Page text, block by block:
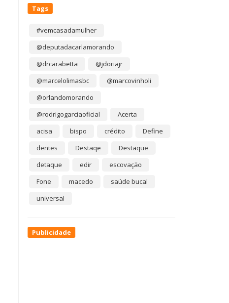
Tags
#vemcasadamulher
@deputadacarlamorando
@drcarabetta
@jdoriajr
@marcelolimasbc
@marcovinholi
@orlandomorando
@rodrigogarciaoficial
Acerta
acisa
bispo crédito
Define
dentes
Destaqe
Destaque
detaque
edir
escovação
Fone
macedo
saúde bucal
universal
Publicidade